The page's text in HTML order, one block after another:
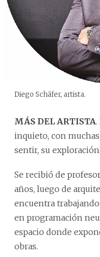
Diego Schäfer, artista.
MÁS DEL ARTISTA
inquieto, con
sentir, su
Se recibió de
años, luego de
encuentra
en programación
espacio donde
obras.